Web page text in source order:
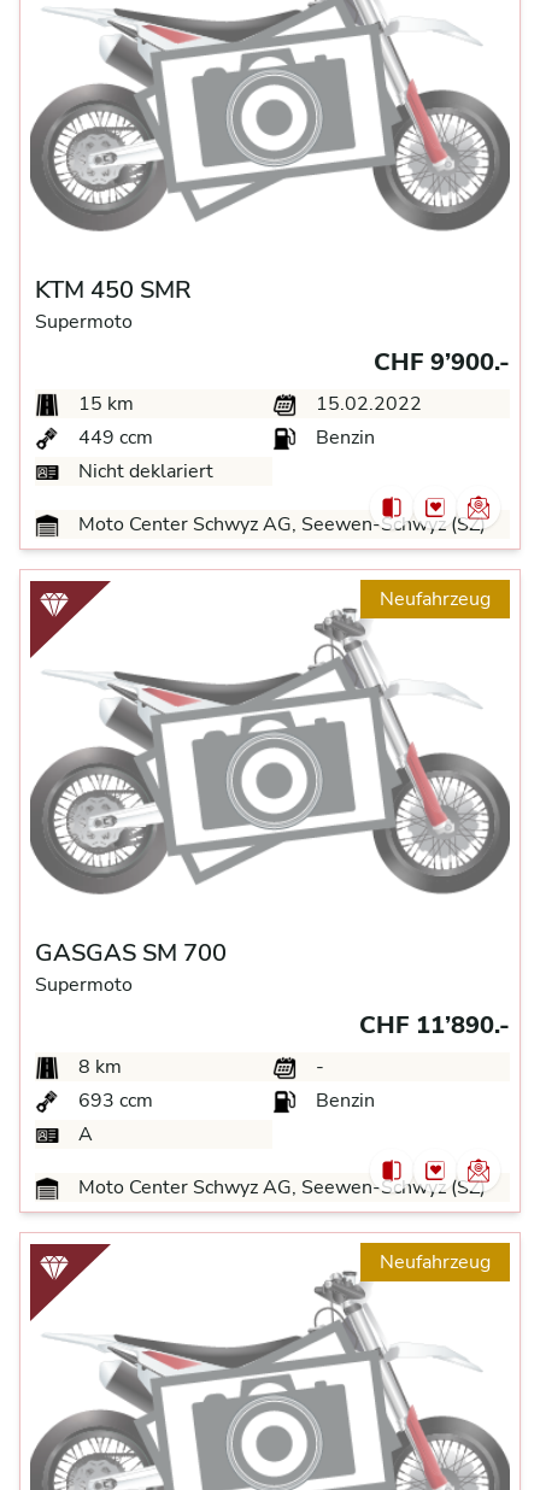
KTM 450 SMR
Supermoto
CHF 9’900.-
15 km
15.02.2022
449 ccm
Benzin
Nicht deklariert
Moto Center Schwyz AG, Seewen-Schwyz (SZ)
Neufahrzeug
GASGAS SM 700
Supermoto
CHF 11’890.-
8 km
-
693 ccm
Benzin
A
Moto Center Schwyz AG, Seewen-Schwyz (SZ)
Neufahrzeug